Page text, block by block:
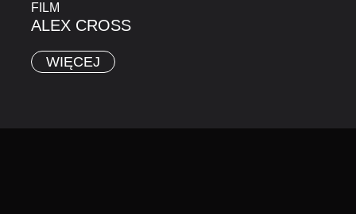
FILM
ALEX CROSS
WIĘCEJ